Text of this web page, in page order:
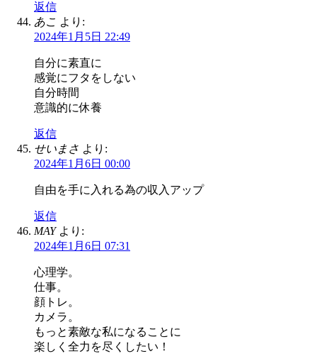
返信
あこ より:
2024年1月5日 22:49
自分に素直に
感覚にフタをしない
自分時間
意識的に休養
返信
せいまさ より:
2024年1月6日 00:00
自由を手に入れる為の収入アップ
返信
MAY より:
2024年1月6日 07:31
心理学。
仕事。
顔トレ。
カメラ。
もっと素敵な私になることに
楽しく全力を尽くしたい！